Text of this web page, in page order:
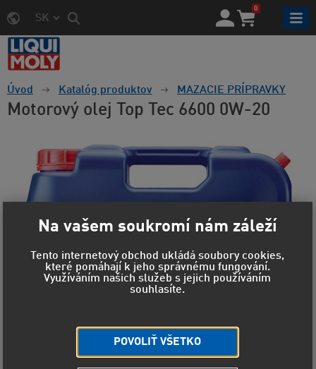
SK
0
Úvod Katalóg produktov MAZACIE PRÍPRAVKY
Motorový olej Top Tec 6600 0W-20
Na vašem soukromí nám záleží
Tento internetový obchod ukládá soubory cookies,
které pomáhají k jeho správnému fungování.
Využíváním našich služeb s jejich používáním
souhlasíte.
POVOLIŤ VŠETKO